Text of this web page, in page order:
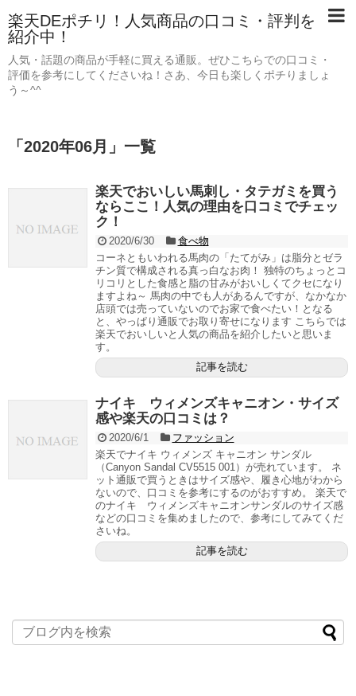
楽天DEポチリ！人気商品の口コミ・評判を
紹介中！
人気・話題の商品が手軽に買える通販。ぜひこちらでの口コミ・
評価を参考にしてくださいね！さあ、今日も楽しくポチりましょ
う～^^
「 2020年06月 」 一覧
楽天でおいしい馬刺し・タテガミを買う
ならここ！人気の理由を口コミでチェッ
ク！
2020/6/30
食べ物
コーネともいわれる馬肉の「たてがみ」は脂分とゼラ
チン質で構成される真っ白なお肉！ 独特のちょっとコ
リコリとした食感と脂の甘みがおいしくてクセになり
ますよね～ 馬肉の中でも人があるんですが、なかなか
店頭では売っていないのでお家で食べたい！となる
と、やっぱり通販でお取り寄せになります こちらでは
楽天でおいしいと人気の商品を紹介したいと思いま
す。
記事を読む
ナイキ ウィメンズキャニオン・サイズ
感や楽天の口コミは？
2020/6/1
ファッション
楽天でナイキ ウィメンズ キャニオン サンダル
（Canyon Sandal CV5515 001）が売れています。 ネ
ット通販で買うときはサイズ感や、履き心地がわから
ないので、口コミを参考にするのがおすすめ。 楽天で
のナイキ ウィメンズキャニオンサンダルのサイズ感
などの口コミを集めましたので、参考にしてみてくだ
さいね。
記事を読む